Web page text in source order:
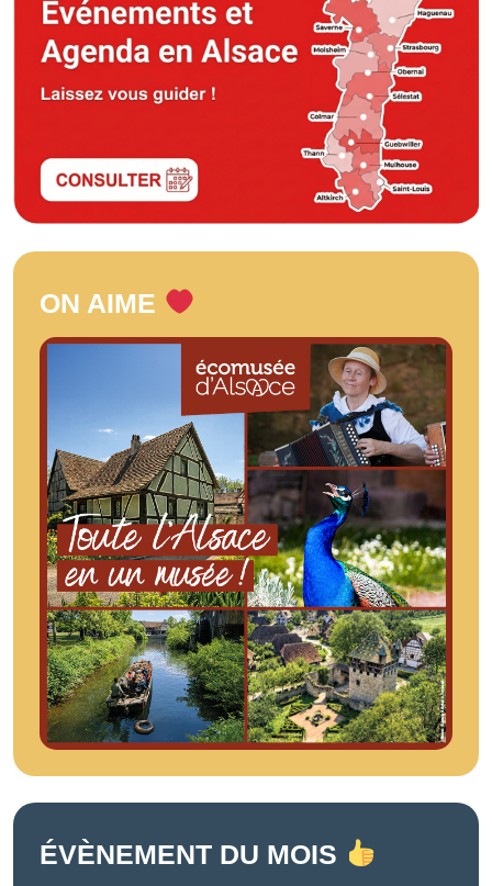
ON AIME
ÉVÈNEMENT DU MOIS